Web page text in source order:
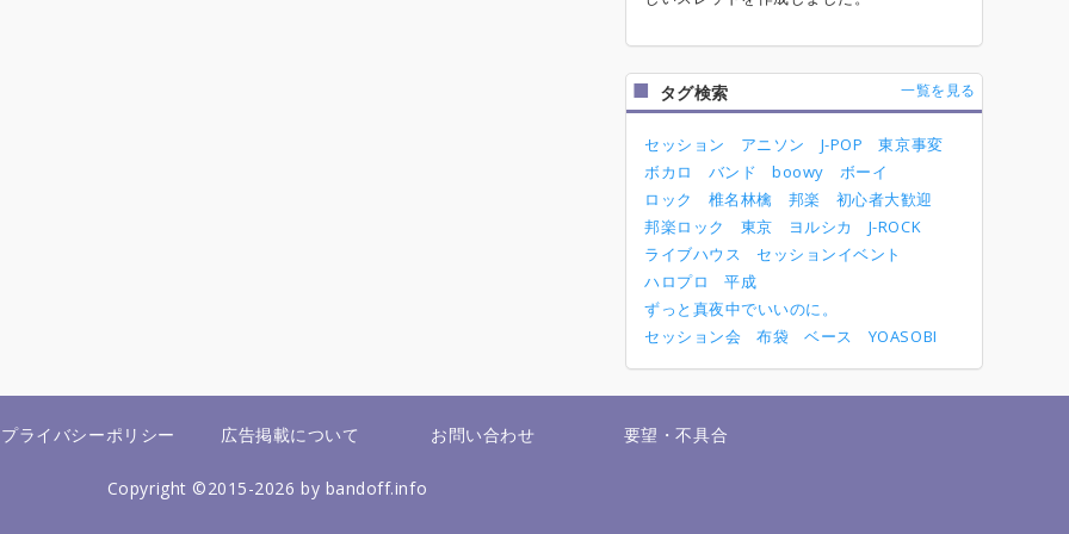
タグ検索 一覧を見る
セッション アニソン J-POP
東京事変
ボカロ
バンド boowy
ボーイ
ロック
椎名林檎 邦楽
初心者大歓迎
邦楽ロック
東京 ヨルシカ
J-ROCK
ライブハウス
セッションイベント
ハロプロ
平成
ずっと真夜中でいいのに。
セッション会
布袋 ベース YOASOBI
プライバシーポリシー 広告掲載について お問い合わせ 要望・不具合
Copyright ©2015-2026 by bandoff.info